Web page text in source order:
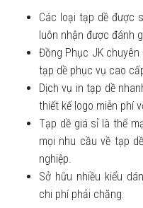
Các loại tạp dề được
luôn nhận được đánh
Đồng Phục JK
tạp dề phục vụ cao
Dịch vụ in tạp dề
thiết kế logo miễn phí
Tạp dề giá sỉ là thế
mọi nhu cầu về tạp
nghiệp.
Sở hữu nhiều kiểu
chi phí phải chăng.